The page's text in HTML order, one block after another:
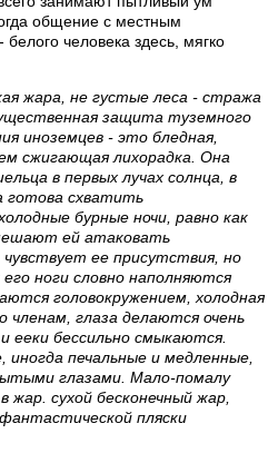
общение с местным
человека здесь, мягко
жара, не густые леса - стража
защита туземного
иноземцев - это бледная,
сжигающая лихорадка. Она
в первых лучах солнца, в
готова схватить
бурные ночи, равно как
ей атаковать
чувствует ее присутствия, но
ноги словно наполняются
головокружением, холодная
членам, глаза делаются очень
ееки бессильно смыкаются.
печальные и медленные,
глазами. Мало-помалу
жар. сухой бесконечный жар,
пляски